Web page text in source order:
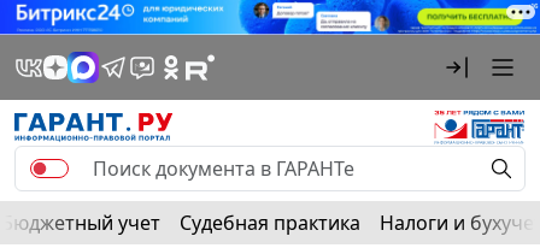
Бюджетный учет Судебная практика Налоги и